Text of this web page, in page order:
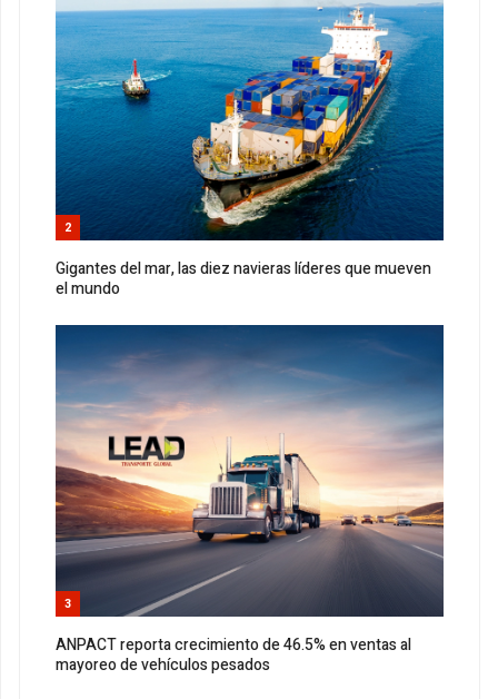
2
Gigantes del mar, las diez navieras líderes que mueven
el mundo
3
ANPACT reporta crecimiento de 46.5% en ventas al
mayoreo de vehículos pesados